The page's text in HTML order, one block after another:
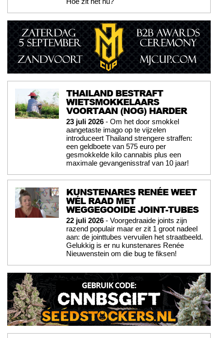
THAILAND BESTRAFT
WIETSMOKKELAARS
VOORTAAN (NOG) HARDER
23 juli 2026 - Om het door smokkel
aangetaste imago op te vijzelen
introduceert Thailand strengere straffen:
een geldboete van 575 euro per
gesmokkelde kilo cannabis plus een
maximale gevangenisstraf van 10 jaar!
KUNSTENARES RENÉE WEET
WÉL RAAD MET
WEGGEGOOIDE JOINT-TUBES
22 juli 2026 - Voorgedraaide joints zijn
razend populair maar er zit 1 groot nadeel
aan: de jointtubes vervuilen het straatbeeld.
Gelukkig is er nu kunstenares Renée
Nieuwenstein om die bug te fiksen!